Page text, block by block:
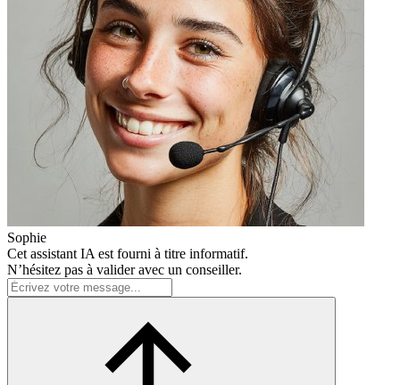
Sophie
Cet assistant IA est fourni à titre informatif.
N’hésitez pas à valider avec un conseiller.